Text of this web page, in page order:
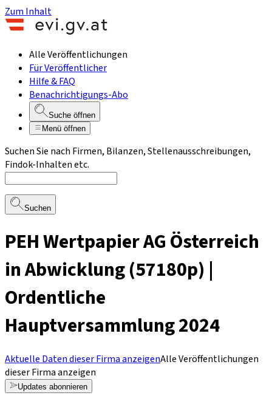
Zum Inhalt
Alle Veröffentlichungen
Für Veröffentlicher
Hilfe & FAQ
Benachrichtigungs-Abo
Suche öffnen
Menü öffnen
Suchen Sie nach Firmen, Bilanzen, Stellenausschreibungen,
Findok-Inhalten etc.
Suchen
PEH Wertpapier AG Österreich
in Abwicklung (57180p) |
Ordentliche
Hauptversammlung 2024
Aktuelle Daten dieser Firma anzeigenAlle Veröffentlichungen
dieser Firma anzeigen
Updates abonnieren